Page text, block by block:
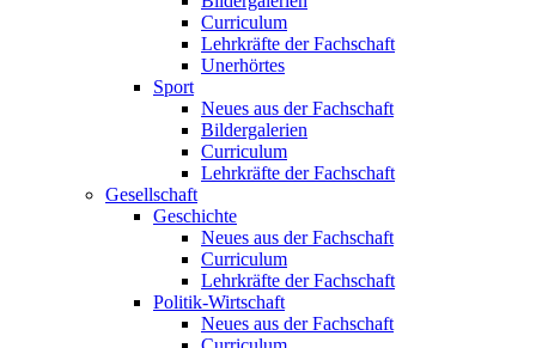
Curriculum
Lehrkräfte der Fachschaft
Unerhörtes
Sport
Neues aus der Fachschaft
Bildergalerien
Curriculum
Lehrkräfte der Fachschaft
Gesellschaft
Geschichte
Neues aus der Fachschaft
Curriculum
Lehrkräfte der Fachschaft
Politik-Wirtschaft
Neues aus der Fachschaft